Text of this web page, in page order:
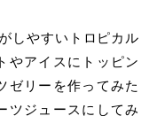
しやすいトロピカル
やアイスにトッピン
ゼリーを作ってみた
ツジュースにしてみ